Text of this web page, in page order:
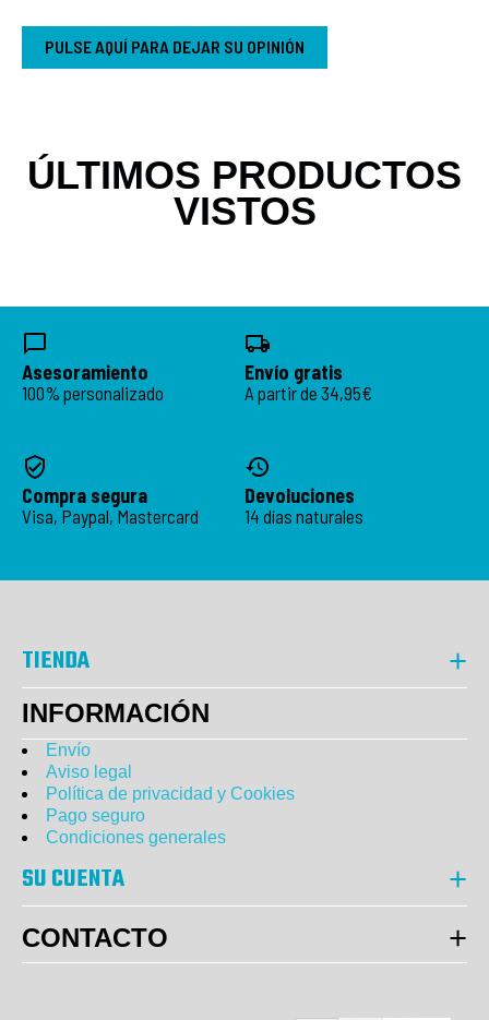
PULSE AQUÍ PARA DEJAR SU OPINIÓN
ÚLTIMOS PRODUCTOS
VISTOS
Asesoramiento
100% personalizado
Envío gratis
A partir de 34,95€
Compra segura
Visa, Paypal, Mastercard
Devoluciones
14 días naturales
TIENDA
INFORMACIÓN
Envío
Aviso legal
Política de privacidad y Cookies
Pago seguro
Condiciones generales
SU CUENTA
CONTACTO